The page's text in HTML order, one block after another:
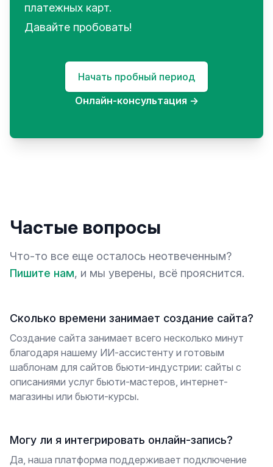
платежных карт.
Давайте пробовать!
Начать пробный период
Онлайн-консультация →
Частые вопросы
Что-то все еще осталось неотвеченным?
Пишите нам, и мы уверены, всё прояснится.
Сколько времени занимает создание сайта?
Создание сайта занимает всего несколько минут
благодаря нашему ИИ-ассистенту и готовым
шаблонам для сайтов бьюти-индустрии: сайты с
описаниями услуг бьюти-мастеров, интернет-
магазины или бьюти-курсы.
Могу ли я интегрировать онлайн-запись?
Да, наша платформа поддерживает подключение